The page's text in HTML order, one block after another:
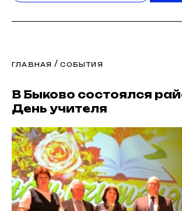
ГЛАВНАЯ /СОБЫТИЯ
В Быково состоялся
День учителя